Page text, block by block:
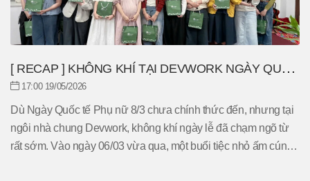
[ RECAP ] KHÔNG KHÍ TẠI DEVWORK NGÀY QUỐC
TẾ PHỤ NỮ 08/03
17:00 19/05/2026
Dù Ngày Quốc tế Phụ nữ 8/3 chưa chính thức đến, nhưng tại
ngôi nhà chung Devwork, không khí ngày lễ đã chạm ngõ từ
rất sớm. Vào ngày 06/03 vừa qua, một buổi tiệc nhỏ ấm cúng